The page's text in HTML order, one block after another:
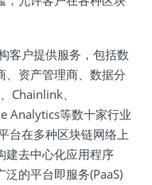
客户提供服务，包括数
、资产管理商、数据分
Chainlink、
Analytics等数十家行业
台在多种区块链网络上
建去中心化应用程序
的平台即服务(PaaS)